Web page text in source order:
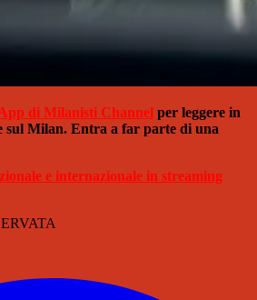
di Milanisti Channel per leggere in
sul Milan. Entra a far parte di una
e internazionale in streaming